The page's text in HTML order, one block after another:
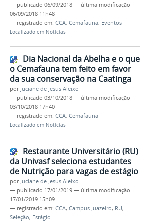
— publicado 06/09/2018 — última modificação
06/09/2018 11h48
— registrado em: CCA, Cemafauna, Eventos
Localizado em Notícias
Dia Nacional da Abelha e o que
o Cemafauna tem feito em favor
da sua conservação na Caatinga
por Juciane de Jesus Aleixo
— publicado 03/10/2018 — última modificação
03/10/2018 17h40
— registrado em: CCA, Cemafauna
Localizado em Notícias
Restaurante Universitário (RU)
da Univasf seleciona estudantes
de Nutrição para vagas de estágio
por Juciane de Jesus Aleixo
— publicado 17/01/2019 — última modificação
17/01/2019 15h09
— registrado em: CCA, Campus Juazeiro, RU,
Seleção, Estágio